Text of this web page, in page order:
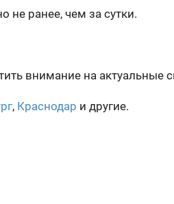
ранее, чем за сутки.
внимание на актуальные
, Краснодар и другие.